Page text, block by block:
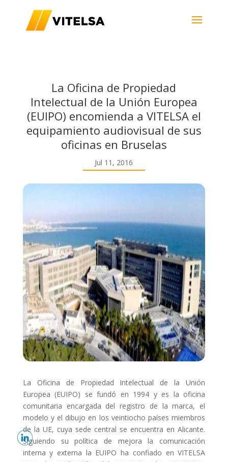
La Oficina de Propiedad
Intelectual de la Unión Europea
(EUIPO) encomienda a VITELSA el
equipamiento audiovisual de sus
oficinas en Bruselas
Jul 11, 2016
La Oficina de Propiedad Intelectual de la Unión
Europea (EUIPO) se fundó en 1994 y es la oficina
comunitaria encargada del registro de la marca, el
modelo y el dibujo en los veintiocho países miembros
de la UE, cuya sede central se encuentra en Alicante.
Siguiendo su política de mejora la comunicación
interna y externa la EUIPO ha confiado en VITELSA